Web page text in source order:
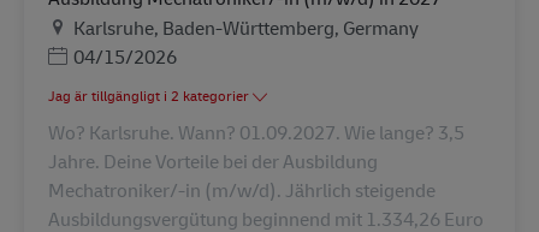
PlatsKarlsruhe, Baden-Württemberg, Germany
Posted Date
04/15/2026
Jag är tillgängligt i 2 kategorier
Wo? Karlsruhe. Wann? 01.09.2027. Wie lange? 3,5
Jahre. Deine Vorteile bei der Ausbildung
Mechatroniker/-in (m/w/d). Jährlich steigende
Ausbildungsvergütung beginnend mit 1.334,26 Euro